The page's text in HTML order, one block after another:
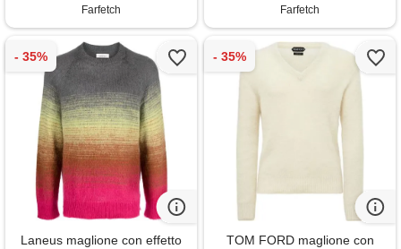
Farfetch
Farfetch
Laneus maglione con effetto
TOM FORD maglione con